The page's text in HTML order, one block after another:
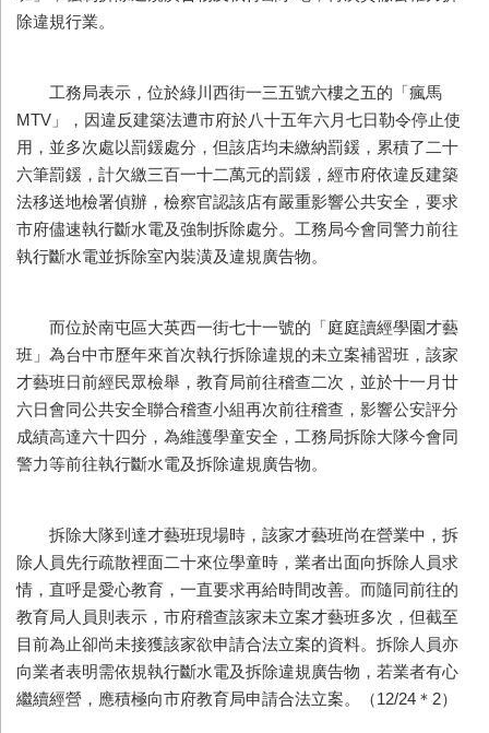
除違規行業。
工務局表示，位於綠川西街一三五號六樓之五的「瘋馬
MTV」，因違反建築法遭市府於八十五年六月七日勒令停止使
用，並多次處以罰鍰處分，但該店均未繳納罰鍰，累積了二十
六筆罰鍰，計欠繳三百一十二萬元的罰鍰，經市府依違反建築
法移送地檢署偵辦，檢察官認該店有嚴重影響公共安全，要求
市府儘速執行斷水電及強制拆除處分。工務局今會同警力前往
執行斷水電並拆除室內裝潢及違規廣告物。
而位於南屯區大英西一街七十一號的「庭庭讀經學園才藝
班」為台中市歷年來首次執行拆除違規的未立案補習班，該家
才藝班日前經民眾檢舉，教育局前往稽查二次，並於十一月廿
六日會同公共安全聯合稽查小組再次前往稽查，影響公安評分
成績高達六十四分，為維護學童安全，工務局拆除大隊今會同
警力等前往執行斷水電及拆除違規廣告物。
拆除大隊到達才藝班現場時，該家才藝班尚在營業中，拆
除人員先行疏散裡面二十來位學童時，業者出面向拆除人員求
情，直呼是愛心教育，一直要求再給時間改善。而隨同前往的
教育局人員則表示，市府稽查該家未立案才藝班多次，但截至
目前為止卻尚未接獲該家欲申請合法立案的資料。拆除人員亦
向業者表明需依規執行斷水電及拆除違規廣告物，若業者有心
繼續經營，應積極向市府教育局申請合法立案。（12/24＊2）